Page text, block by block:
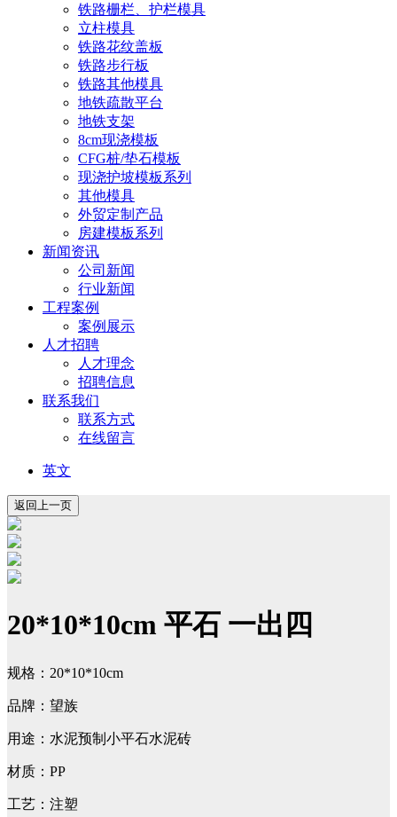
铁路栅栏、护栏模具
立柱模具
铁路花纹盖板
铁路步行板
铁路其他模具
地铁疏散平台
地铁支架
8cm现浇模板
CFG桩/垫石模板
现浇护坡模板系列
其他模具
外贸定制产品
房建模板系列
新闻资讯
公司新闻
行业新闻
工程案例
案例展示
人才招聘
人才理念
招聘信息
联系我们
联系方式
在线留言
英文
20*10*10cm 平石 一出四
规格：20*10*10cm
品牌：望族
用途：水泥预制小平石水泥砖
材质：PP
工艺：注塑